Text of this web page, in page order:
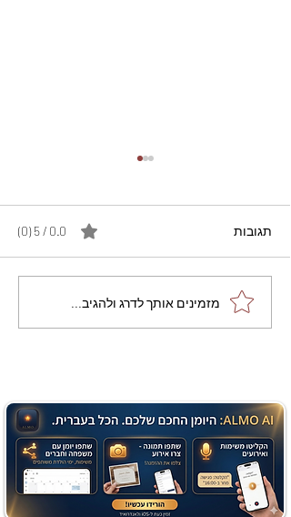
מתכון מנצח עוגת מייפל
שוקולד בחושה וקלה - זיוה
תגובות 0.0 / 5 ‏(0)
מזמינים אותך לדרג ולהגיב...